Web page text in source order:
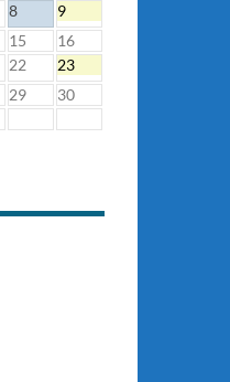
8
9
15
16
22
23
29
30